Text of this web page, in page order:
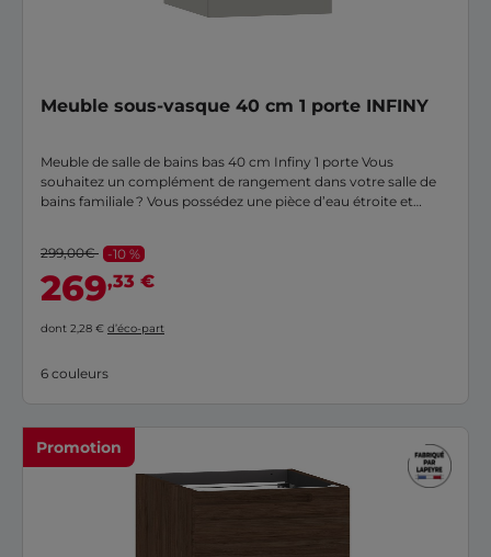
Meuble sous-vasque 40 cm 1 porte INFINY
Meuble de salle de bains bas 40 cm Infiny 1 porte Vous
souhaitez un complément de rangement dans votre salle de
bains familiale ? Vous possédez une pièce d’eau étroite et
est, de plus, disponible en 9 finitions, pour satisfaire toutes vos
envies !
299,00€ -10 %
269,33 €
dont 2,28 € d’éco-part
6 couleurs
Promotion